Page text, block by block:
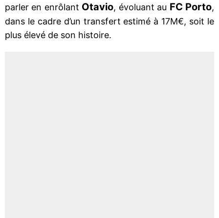
parler en enrôlant Otavio, évoluant au FC Porto,
dans le cadre d’un transfert estimé à 17M€, soit le
plus élevé de son histoire.